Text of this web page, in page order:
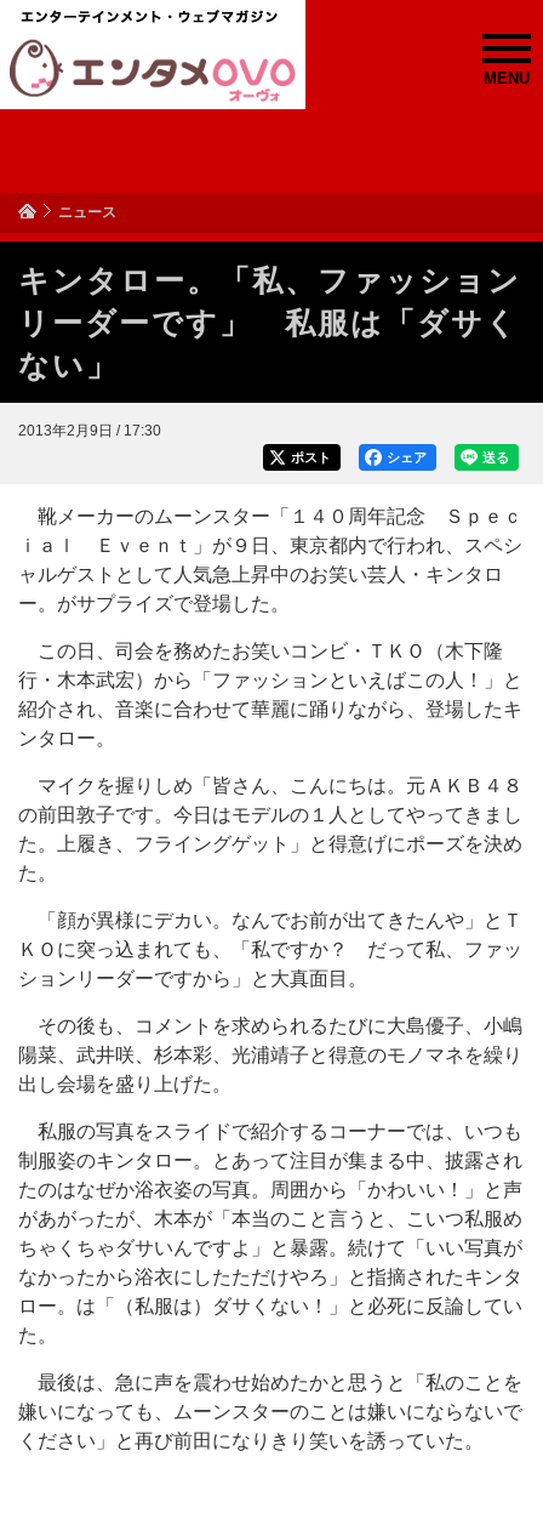
MENU
ニュース
キンタロー。「私、ファッション
リーダーです」 私服は「ダサく
ない」
2013年2月9日 / 17:30
送る
シェア
ポスト
靴メーカーのムーンスター「１４０周年記念 Ｓｐｅｃ
ｉａｌ Ｅｖｅｎｔ」が９日、東京都内で行われ、スペシ
ャルゲストとして人気急上昇中のお笑い芸人・キンタロ
ー。がサプライズで登場した。
この日、司会を務めたお笑いコンビ・ＴＫＯ（木下隆
行・木本武宏）から「ファッションといえばこの人！」と
紹介され、音楽に合わせて華麗に踊りながら、登場したキ
ンタロー。
マイクを握りしめ「皆さん、こんにちは。元ＡＫＢ４８
の前田敦子です。今日はモデルの１人としてやってきまし
た。上履き、フライングゲット」と得意げにポーズを決め
た。
「顔が異様にデカい。なんでお前が出てきたんや」とＴ
ＫＯに突っ込まれても、「私ですか？ だって私、ファッ
ションリーダーですから」と大真面目。
その後も、コメントを求められるたびに大島優子、小嶋
陽菜、武井咲、杉本彩、光浦靖子と得意のモノマネを繰り
出し会場を盛り上げた。
私服の写真をスライドで紹介するコーナーでは、いつも
制服姿のキンタロー。とあって注目が集まる中、披露され
たのはなぜか浴衣姿の写真。周囲から「かわいい！」と声
があがったが、木本が「本当のこと言うと、こいつ私服め
ちゃくちゃダサいんですよ」と暴露。続けて「いい写真が
なかったから浴衣にしたただけやろ」と指摘されたキンタ
ロー。は「（私服は）ダサくない！」と必死に反論してい
た。
最後は、急に声を震わせ始めたかと思うと「私のことを
嫌いになっても、ムーンスターのことは嫌いにならないで
ください」と再び前田になりきり笑いを誘っていた。